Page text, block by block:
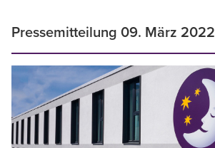
Pressemitteilung 09. März 2022